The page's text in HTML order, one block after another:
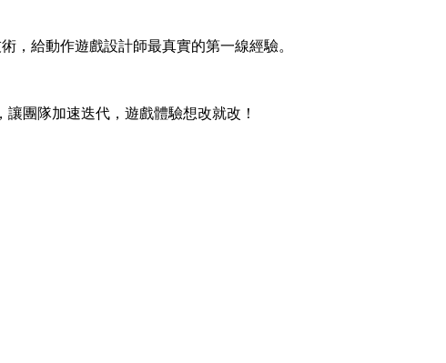
，給動作遊戲設計師最真實的第一線經驗。
團隊加速迭代，遊戲體驗想改就改！